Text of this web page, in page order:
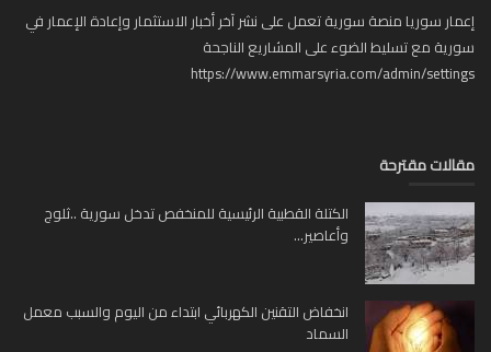
سوريا منصة سورية تعمل على نشر آخر أخبار الاستثمار وإعادة الإعمار في
مع تسليط الضوء على المشاريع الناجحة
https://www.emmarsyria.com/admin/
مقترحة
الكتلة القطبية الرئيسية للمنخفص تدخل سورية ..ثلوج
وأعاصير...
انخفاض التقنين الكهربائي ابتداء من اليوم والسبب معمل
السماد